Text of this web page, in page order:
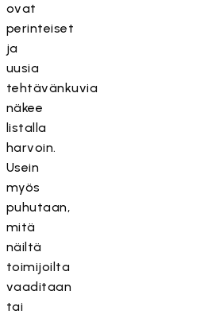
ovat
perinteiset
ja
uusia
tehtävänkuvia
näkee
listalla
harvoin.
Usein
myös
puhutaan,
mitä
näiltä
toimijoilta
vaaditaan
tai